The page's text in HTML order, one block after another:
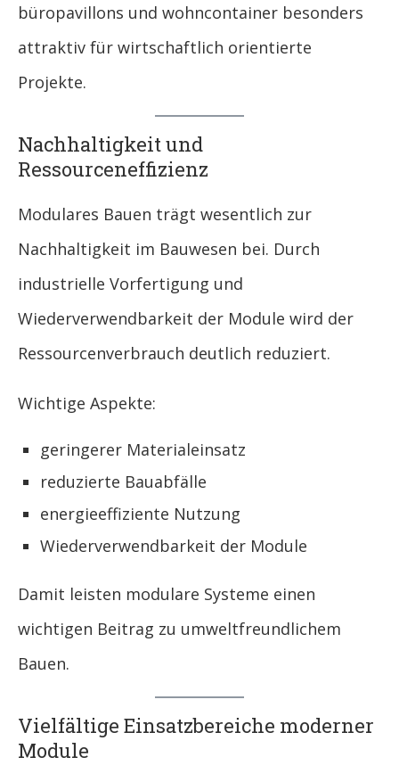
büropavillons und wohncontainer besonders
attraktiv für wirtschaftlich orientierte
Projekte.
Nachhaltigkeit und
Ressourceneffizienz
Modulares Bauen trägt wesentlich zur
Nachhaltigkeit im Bauwesen bei. Durch
industrielle Vorfertigung und
Wiederverwendbarkeit der Module wird der
Ressourcenverbrauch deutlich reduziert.
Wichtige Aspekte:
geringerer Materialeinsatz
reduzierte Bauabfälle
energieeffiziente Nutzung
Wiederverwendbarkeit der Module
Damit leisten modulare Systeme einen
wichtigen Beitrag zu umweltfreundlichem
Bauen.
Vielfältige Einsatzbereiche moderner
Module